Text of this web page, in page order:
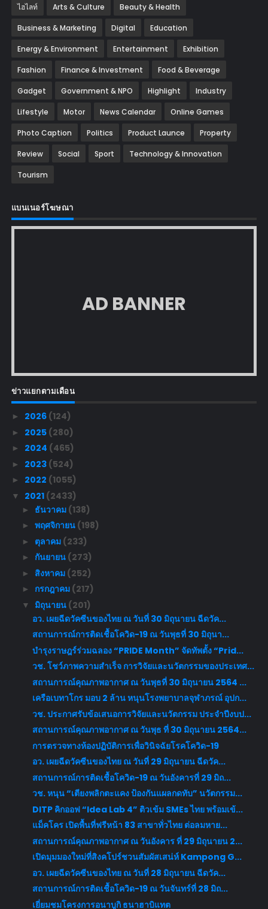
ไฮไลท์ Arts & Culture Beauty & Health
Business & Marketing Digital Education
Energy & Environment Entertainment Exhibition
Fashion Finance & Investment Food & Beverage
Gadget Government & NPO Highlight Industry
Lifestyle Motor News Calendar Online Games
Photo Caption Politics Product Launce Property
Review Social Sport Technology & Innovation
Tourism
แบนเนอร์โฆษณา
AD BANNER
ข่าวแยกตามเดือน
► 2026 (124)
► 2025 (280)
► 2024 (465)
► 2023 (524)
► 2022 (1055)
▼ 2021 (2433)
► ธันวาคม (138)
► พฤศจิกายน (198)
► ตุลาคม (233)
► กันยายน (273)
► สิงหาคม (252)
► กรกฎาคม (217)
▼ มิถุนายน (201)
อว. เผยฉีดวัคซีนของไทย ณ วันที่ 30 มิถุนายน ฉีดวัค...
สถานการณ์การติดเชื้อโควิด-19 ณ วันพุธที่ 30 มิถุนา...
บำรุงราษฎร์ร่วมฉลอง “PRIDE Month” จัดทัพตั้ง “Prid...
วช. โชว์ภาพความสำเร็จ การวิจัยและนวัตกรรมของประเทศ...
สถานการณ์คุณภาพอากาศ ณ วันพุธที่ 30 มิถุนายน 2564 ...
เครือเบทาโกร มอบ 2 ล้าน หนุนโรงพยาบาลจุฬาภรณ์ อุปก...
วช. ประกาศรับข้อเสนอการวิจัยและนวัตกรรม ประจำปีงบป...
สถานการณ์คุณภาพอากาศ ณ วันพุธ ที่ 30 มิถุนายน 2564...
การตรวจทางห้องปฏิบัติการเพื่อวินิจฉัยโรคโควิด-19
อว. เผยฉีดวัคซีนของไทย ณ วันที่ 29 มิถุนายน ฉีดวัค...
สถานการณ์การติดเชื้อโควิด-19 ณ วันอังคารที่ 29 มิถ...
วช. หนุน “เตียงพลิกตะแคง ป้องกันแผลกดทับ” นวัตกรรม...
DITP คิกออฟ “Idea Lab 4” ติวเข้ม SMEs ไทย พร้อมเข้...
แม็คโคร เปิดพื้นที่ฟรีหน้า 83 สาขาทั่วไทย ต่อลมหาย...
สถานการณ์คุณภาพอากาศ ณ วันอังคาร ที่ 29 มิถุนายน 2...
เปิดมุมมองใหม่ที่สิงคโปร์ชวนสัมผัสเสน่ห์ Kampong G...
อว. เผยฉีดวัคซีนของไทย ณ วันที่ 28 มิถุนายน ฉีดวัค...
สถานการณ์การติดเชื้อโควิด-19 ณ วันจันทร์ที่ 28 มิถ...
เยี่ยมชมโครงการอนาบูกิ ธนาฮาบิแทต